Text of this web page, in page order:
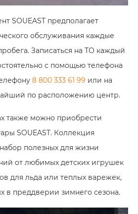
SOUEAST предполагает
обслуживания каждые
Записаться на ТО каждый
с помощью телефона
8 800 333 61 99 или на
по расположению центр.
также можно приобрести
SOUEAST. Коллекция
полезных для жизни
от любимых детских игрушек
для льда или теплых варежек,
в преддверии зимнего сезона.